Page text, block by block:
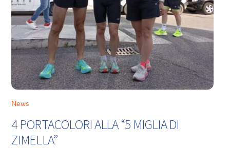
News
4 PORTACOLORI ALLA “5 MIGLIA DI
ZIMELLA”